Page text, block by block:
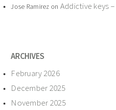
Jose Ramirez on Addictive keys
ARCHIVES
February 2026
December 2025
November 2025